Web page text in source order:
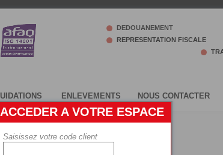
Saisissez votre code client
ACCEDER A VOTRE ESPACE